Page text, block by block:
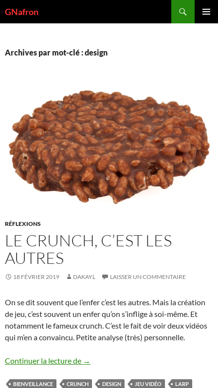
auGNafron
Archives par mot-clé : design
RÉFLEXIONS
LE CRUNCH, C’EST LES
AUTRES
18 FÉVRIER 2019 DAKAYL LAISSER UN COMMENTAIRE
On se dit souvent que l’enfer c’est les autres. Mais la création
de jeu, c’est souvent un enfer qu’on s’inflige à soi-même. Et
notamment le fameux crunch. C’est le fait de voir deux vidéos
qui m’en a convaincu. Petite analyse (très) personnelle.
Continuer la lecture de Le crunch, c’est les autres
→
BIENVEILLANCE CRUNCH DESIGN JEU VIDÉO
LARP